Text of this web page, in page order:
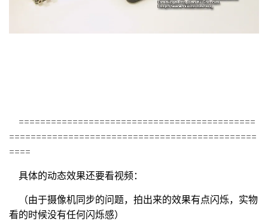
============================================
==============================================
====
具体的动态效果还要看视频：
（由于摄像机同步的问题，拍出来的效果有点闪烁，实物
看的时候没有任何闪烁感）